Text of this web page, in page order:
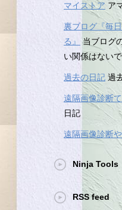
マイストア ア
裏ブログ『毎
る』
当ブログ
い関係はないで
過去の日記 過
遠隔画像診断
日記
遠隔画像診断
Ninja Tools
RSS feed